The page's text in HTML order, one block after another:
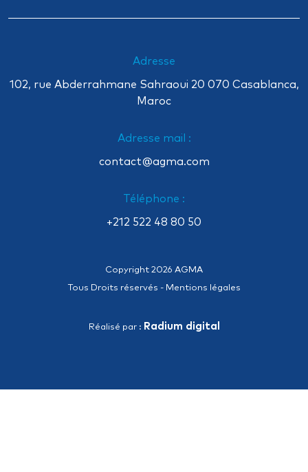
Adresse
102, rue Abderrahmane Sahraoui 20 070 Casablanca,
Maroc
Adresse mail :
contact@agma.com
Téléphone :
+212 522 48 80 50
Copyright 2026 AGMA
Tous Droits réservés - Mentions légales
Réalisé par : Radium digital